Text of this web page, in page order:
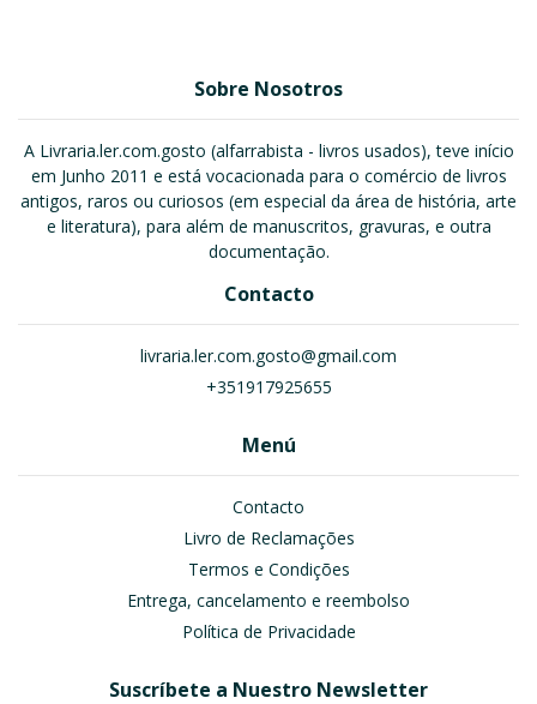
Sobre Nosotros
A Livraria.ler.com.gosto (alfarrabista - livros usados), teve início
em Junho 2011 e está vocacionada para o comércio de livros
antigos, raros ou curiosos (em especial da área de história, arte
e literatura), para além de manuscritos, gravuras, e outra
documentação.
Contacto
livraria.ler.com.gosto@gmail.com
+351917925655
Menú
Contacto
Livro de Reclamações
Termos e Condições
Entrega, cancelamento e reembolso
Política de Privacidade
Suscríbete a Nuestro Newsletter